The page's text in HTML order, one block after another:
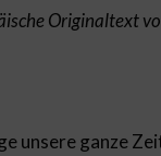
Originaltext
unsere ganze